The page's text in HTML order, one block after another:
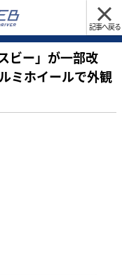
記事へ戻る
ビー」が一部改
ミホイールで外観